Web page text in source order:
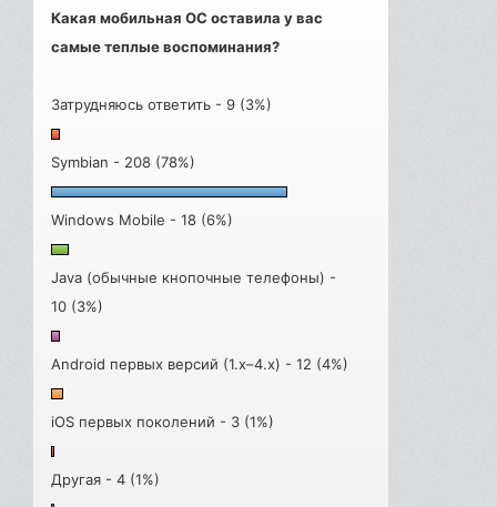
Какая мобильная ОС оставила у вас
самые теплые воспоминания?
Затрудняюсь ответить - 9 (3%)
Symbian - 208 (78%)
Windows Mobile - 18 (6%)
Java (обычные кнопочные телефоны) -
10 (3%)
Android первых версий (1.x–4.x) - 12 (4%)
iOS первых поколений - 3 (1%)
Другая - 4 (1%)